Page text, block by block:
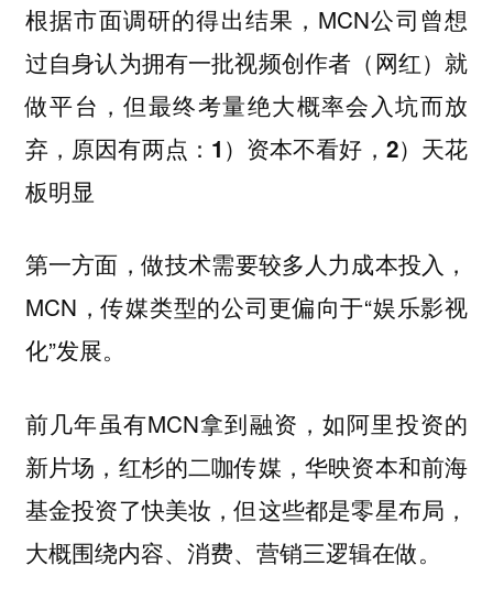
根据市面调研的得出结果，MCN公司曾想
过自身认为拥有一批视频创作者（网红）就
做平台，但最终考量绝大概率会入坑而放
弃，原因有两点： 1）资本不看好，2）天花
板明显
第一方面 ，做技术需要较多人力成本投入，
MCN，传媒类型的公司更偏向于“娱乐影视
化”发展。
前几年虽有MCN拿到融资，如阿里投资的
新片场，红杉的二咖传媒，华映资本和前海
基金投资了快美妆，但这些都是零星布局，
大概围绕内容、消费、营销三逻辑在做。